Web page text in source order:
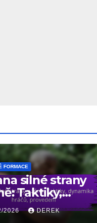
FORMACE
silné strany
Taktiky,
hráčů,
2026 DEREK